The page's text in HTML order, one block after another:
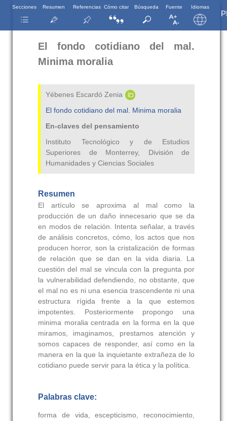
Secciones Resumen Referencias Cómo citar Búsqueda Fuente Idiomas
El fondo cotidiano del mal.
Minima moralia
Yébenes Escardó Zenia
El fondo cotidiano del mal. Minima moralia
En-claves del pensamiento
Instituto Tecnológico y de Estudios
Superiores de Monterrey, División de
Humanidades y Ciencias Sociales
Resumen
El artículo se aproxima al mal como la
producción de un daño innecesario que se da
en modos de relación. Intenta señalar, a través
de análisis concretos, cómo, los actos que nos
producen horror, son la cristalización de formas
de relación que se dan en la vida diaria. La
cuestión del mal se vincula con la pregunta por
la vulnerabilidad defendiendo, no obstante, que
el mal no es ni una esencia trascendente ni una
estructura rígida frente a la que estemos
impotentes. Posteriormente propongo una
minima moralia centrada en la forma en la que
miramos, imaginamos, prestamos atención y
somos capaces de responder, así como en la
manera en la que la inquietante extrañeza de lo
cotidiano puede servir para la ética y la política.
Palabras clave:
forma de vida, escepticismo, reconocimiento,